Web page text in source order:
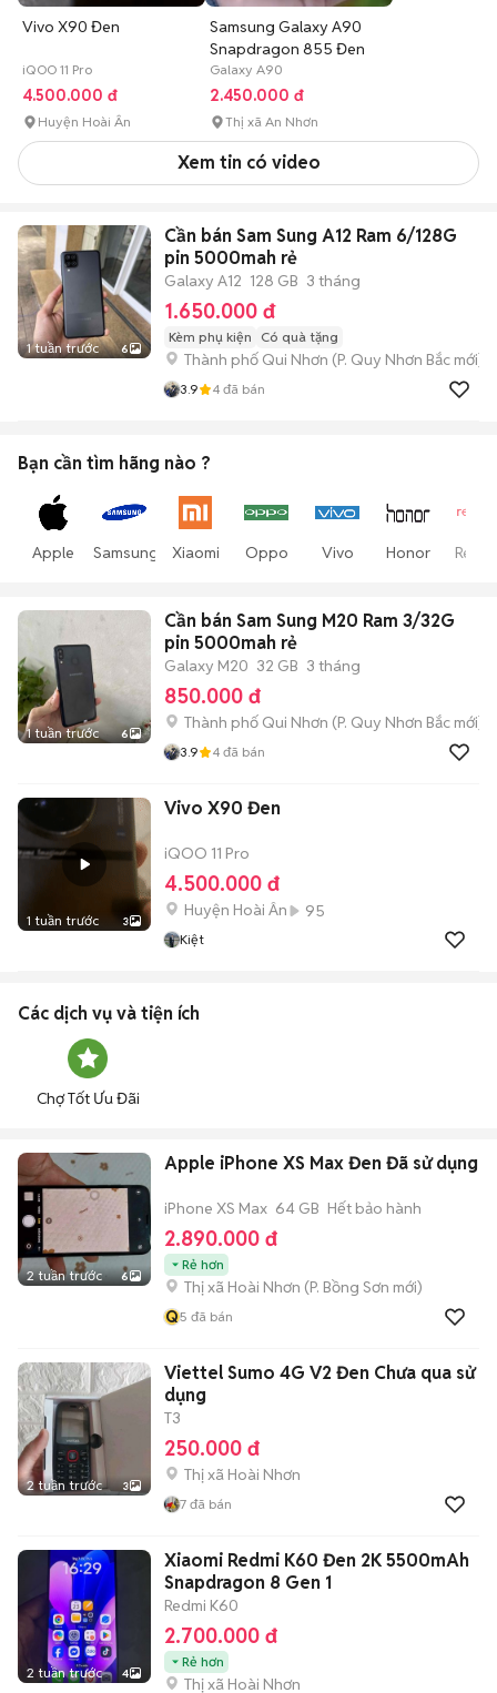
Vivo X90 Đen
iQOO 11 Pro
4.500.000 đ
Huyện Hoài Ân
Samsung Galaxy A90
Snapdragon 855 Đen
Galaxy A90
2.450.000 đ
Thị xã An Nhơn
Xem tin có video
1 tuần trước 6
Cần bán Sam Sung A12 Ram 6/128G
pin 5000mah rẻ
Galaxy A12 128 GB 3 tháng
1.650.000 đ
Kèm phụ kiện Có quà tặng
Thành phố Qui Nhơn (P. Quy Nhơn Bắc mới)
3.9 4 đã bán
Bạn cần tìm hãng nào ?
Apple Samsung Xiaomi Oppo Vivo Honor
1 tuần trước 6
Cần bán Sam Sung M20 Ram 3/32G
pin 5000mah rẻ
Galaxy M20 32 GB 3 tháng
850.000 đ
Thành phố Qui Nhơn (P. Quy Nhơn Bắc mới)
3.9 4 đã bán
1 tuần trước 3
Vivo X90 Đen
iQOO 11 Pro
4.500.000 đ
Huyện Hoài Ân 95
Kiệt
Các dịch vụ và tiện ích
Chợ Tốt Ưu Đãi
2 tuần trước 6
Apple iPhone XS Max Đen Đã sử dụng
iPhone XS Max 64 GB Hết bảo hành
2.890.000 đ
Rẻ hơn
Thị xã Hoài Nhơn (P. Bồng Sơn mới)
Q5 đã bán
2 tuần trước 3
Viettel Sumo 4G V2 Đen Chưa qua sử
dụng
T3
250.000 đ
Thị xã Hoài Nhơn
7 đã bán
2 tuần trước 4
Xiaomi Redmi K60 Đen 2K 5500mAh
Snapdragon 8 Gen 1
Redmi K60
2.700.000 đ
Rẻ hơn
Thị xã Hoài Nhơn